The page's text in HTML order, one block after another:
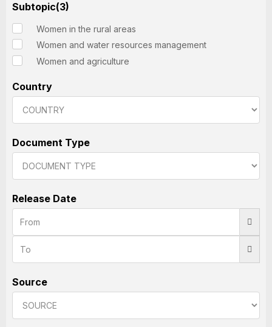
Subtopic(3)
Women in the rural areas
Women and water resources management
Women and agriculture
Country
Document Type
Release Date
Source